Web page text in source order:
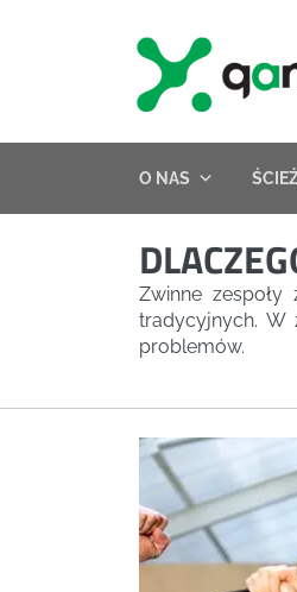
O NAS
Zwinne
tradycyjnych. W
problemów.